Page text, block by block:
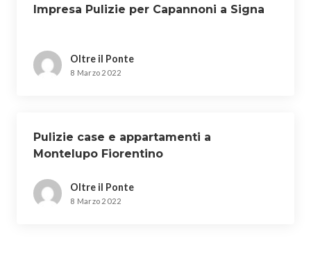
Impresa Pulizie per Capannoni a Signa
Oltre il Ponte
8 Marzo 2022
Pulizie case e appartamenti a
Montelupo Fiorentino
Oltre il Ponte
8 Marzo 2022